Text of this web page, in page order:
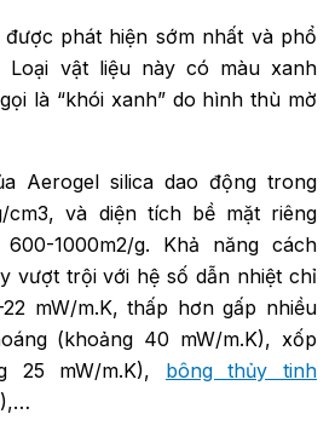
được phát hiện sớm nhất và phổ
Loại vật liệu này có màu xanh
là “khói xanh” do hình thù mờ
Aerogel silica dao động trong
cm3, và diện tích bề mặt riêng
1000m2/g. Khả năng cách
vượt trội với hệ số dẫn nhiệt chỉ
mW/m.K, thấp hơn gấp nhiều
(khoảng 40 mW/m.K), xốp
25 mW/m.K), bông thủy tinh